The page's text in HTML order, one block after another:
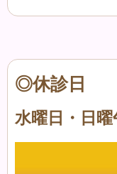
◎休診日
水曜日・日